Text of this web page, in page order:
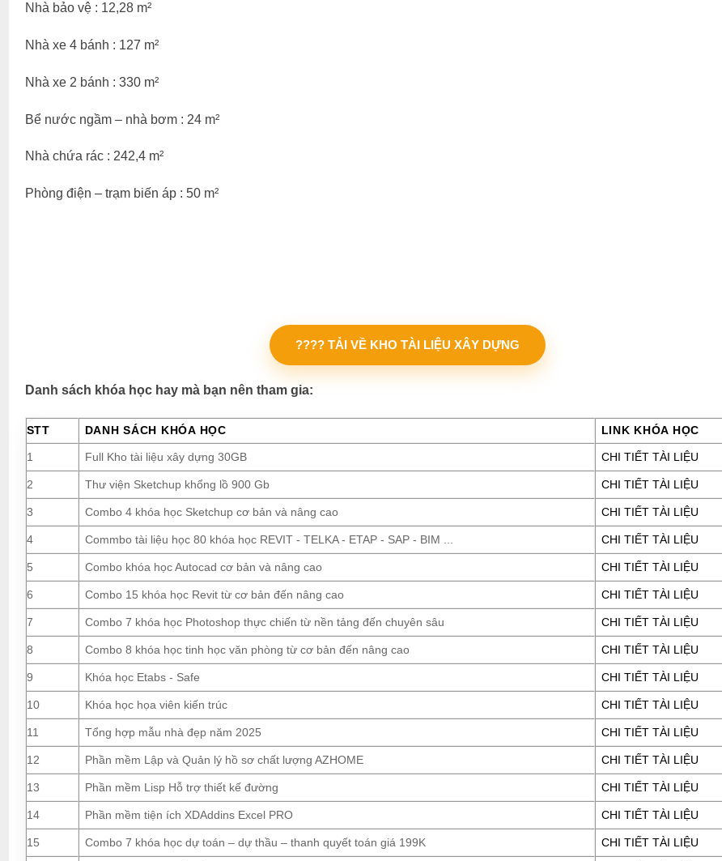
Nhà bảo vệ : 12,28 m²
Nhà xe 4 bánh : 127 m²
Nhà xe 2 bánh : 330 m²
Bể nước ngầm – nhà bơm : 24 m²
Nhà chứa rác : 242,4 m²
Phòng điện – trạm biến áp : 50 m²
???? TẢI VỀ KHO TÀI LIỆU XÂY DỰNG
Danh sách khóa học hay mà bạn nên tham gia:
STT DANH SÁCH KHÓA HỌC LINK KHÓA HỌC
1 Full Kho tài liệu xây dựng 30GB CHI TIẾT TÀI LIỆU
2 Thư viện Sketchup khổng lồ 900 Gb CHI TIẾT TÀI LIỆU
3 Combo 4 khóa học Sketchup cơ bản và nâng cao CHI TIẾT TÀI LIỆU
4 Commbo tài liệu học 80 khóa học REVIT - TELKA - ETAP - SAP - BIM ... CHI TIẾT TÀI LIỆU
5 Combo khóa học Autocad cơ bản và nâng cao CHI TIẾT TÀI LIỆU
6 Combo 15 khóa học Revit từ cơ bản đến nâng cao CHI TIẾT TÀI LIỆU
7 Combo 7 khóa học Photoshop thực chiến từ nền tảng đến chuyên sâu CHI TIẾT TÀI LIỆU
8 Combo 8 khóa học tinh học văn phòng từ cơ bản đến nâng cao CHI TIẾT TÀI LIỆU
9 Khóa học Etabs - Safe CHI TIẾT TÀI LIỆU
10 Khóa học họa viên kiến trúc CHI TIẾT TÀI LIỆU
11 Tổng hợp mẫu nhà đẹp năm 2025 CHI TIẾT TÀI LIỆU
12 Phần mềm Lập và Quản lý hồ sơ chất lượng AZHOME CHI TIẾT TÀI LIỆU
13 Phần mềm Lisp Hỗ trợ thiết kế đường CHI TIẾT TÀI LIỆU
14 Phần mềm tiện ích XDAddins Excel PRO CHI TIẾT TÀI LIỆU
15 Combo 7 khóa học dự toán – dự thầu – thanh quyết toán giá 199K CHI TIẾT TÀI LIỆU